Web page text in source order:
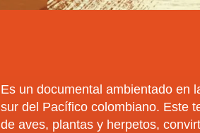
Es un documental ambientado en
sur del Pacífico colombiano. Este
de aves, plantas y herpetos,